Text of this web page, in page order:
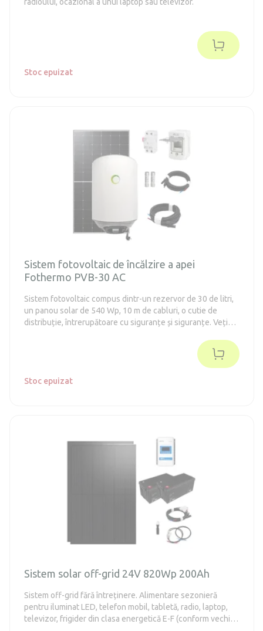
Stoc epuizat
Sistem fotovoltaic de încălzire a apei
Fothermo PVB-30 AC
Sistem fotovoltaic compus dintr-un rezervor de 30 de litri,
un panou solar de 540 Wp, 10 m de cabluri, o cutie de
distribuție, întrerupătoare cu siguranțe și siguranțe. Veți
conectarea și punerea în funcțiune a sistemului de încălzire
Stoc epuizat
Sistem solar off-grid 24V 820Wp 200Ah
Sistem off-grid fără întreținere. Alimentare sezonieră
pentru iluminat LED, telefon mobil, tabletă, radio, laptop,
televizor, frigider din clasa energetică E-F (conform vechii